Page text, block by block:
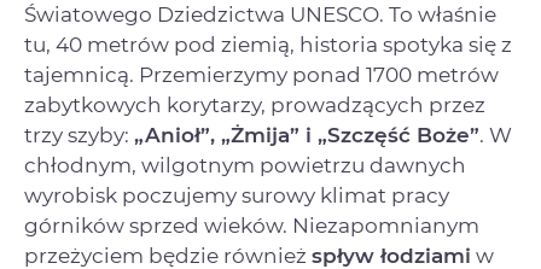
Światowego Dziedzictwa UNESCO. To właśnie
tu, 40 metrów pod ziemią, historia spotyka się z
tajemnicą. Przemierzymy ponad 1700 metrów
zabytkowych korytarzy, prowadzących przez
trzy szyby: „Anioł”, „Żmija” i „Szczęść Boże”. W
chłodnym, wilgotnym powietrzu dawnych
wyrobisk poczujemy surowy klimat pracy
górników sprzed wieków. Niezapomnianym
przeżyciem będzie również spływ łodziami w